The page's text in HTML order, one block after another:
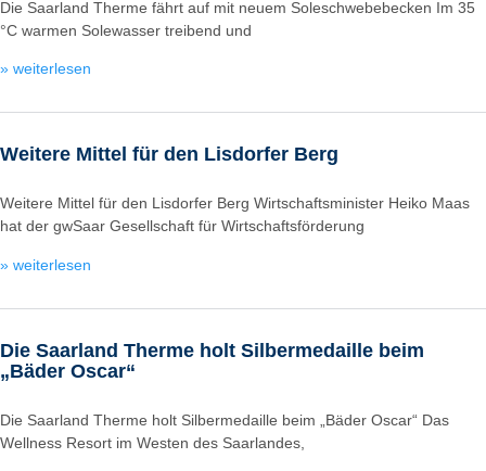
Die Saarland Therme fährt auf mit neuem Soleschwebebecken Im 35
°C warmen Solewasser treibend und
» weiterlesen
Weitere Mittel für den Lisdorfer Berg
Weitere Mittel für den Lisdorfer Berg Wirtschaftsminister Heiko Maas
hat der gwSaar Gesellschaft für Wirtschaftsförderung
» weiterlesen
Die Saarland Therme holt Silbermedaille beim
„Bäder Oscar“
Die Saarland Therme holt Silbermedaille beim „Bäder Oscar“ Das
Wellness Resort im Westen des Saarlandes,